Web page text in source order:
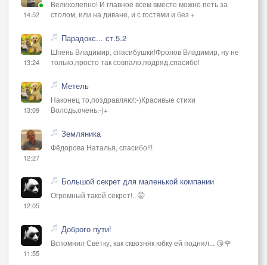
14:52
Великолепно! И главное всем вместе можно петь за
столом, или на диване, и с гостями и без +
13:24
Парадокс... ст.5.2
Шпень Владимир, спасибушки!Фролов Владимир, ну не
только,просто так совпало,подряд,спасибо!
13:09
Метель
Наконец то,поздравляю!:-)Красивые стихи
Володь,очень:-)+
12:27
Земляника
Фёдорова Наталья, спасибо!!!
12:05
Большой секрет для маленькой компании
Огромный такой секрет!.. 🤫
11:55
Доброго пути!
Вспомнил Светку, как сквозняк юбку ей поднял... 😘🌹